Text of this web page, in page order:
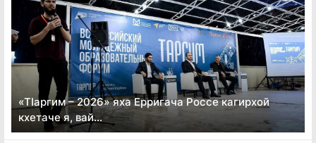
«Тӏаргим – 2026» яха Ерригача Россе кагирхой
кхетаче я, вай...